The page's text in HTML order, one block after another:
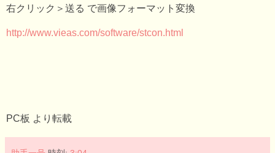
右クリック＞送る で画像フォーマット変換
http://www.vieas.com/software/stcon.html
PC板 より転載